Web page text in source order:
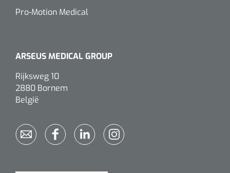
Pro-Motion Medical
ARSEUS MEDICAL GROUP
Rijksweg 10
2880 Bornem
België